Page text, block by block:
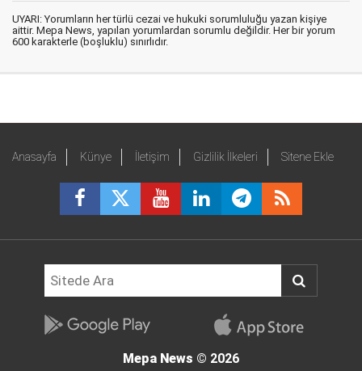
UYARI: Yorumların her türlü cezai ve hukuki sorumluluğu yazan kişiye
aittir. Mepa News, yapılan yorumlardan sorumlu değildir. Her bir yorum
600 karakterle (boşluklu) sınırlıdır.
Anasayfa Künye İletişim Gizlilik İlkeleri Sitene Ekle
Mepa News © 2026